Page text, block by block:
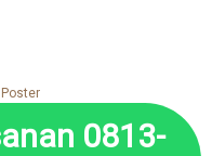
0813-